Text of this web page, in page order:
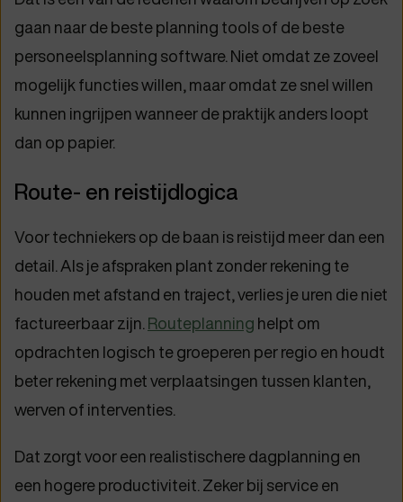
gaan naar de beste planning tools of de beste
personeelsplanning software. Niet omdat ze zoveel
mogelijk functies willen, maar omdat ze snel willen
kunnen ingrijpen wanneer de praktijk anders loopt
dan op papier.
Route- en reistijdlogica
Voor techniekers op de baan is reistijd meer dan een
detail. Als je afspraken plant zonder rekening te
houden met afstand en traject, verlies je uren die niet
factureerbaar zijn.Routeplanning helpt om
opdrachten logisch te groeperen per regio en houdt
beter rekening met verplaatsingen tussen klanten,
werven of interventies.
Dat zorgt voor een realistischere dagplanning en
een hogere productiviteit. Zeker bij service en